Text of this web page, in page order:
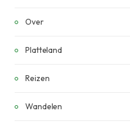
Over
Platteland
Reizen
Wandelen